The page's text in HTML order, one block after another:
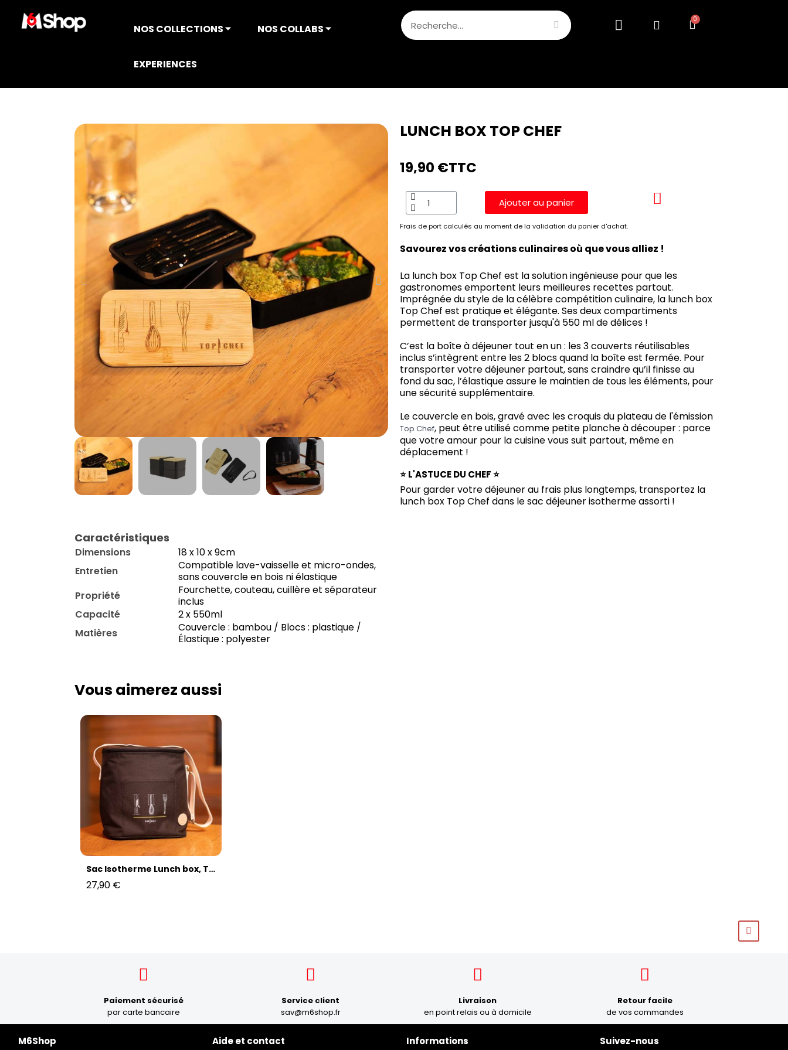
NOS COLLECTIONS ⏷ NOS COLLABS ⏷
EXPERIENCES
Caractéristiques
Dimensions
18 x 10 x 9cm
Entretien
Compatible lave-vaisselle et micro-ondes,
sans couvercle en bois ni élastique
Propriété
Fourchette, couteau, cuillère et séparateur
inclus
Capacité
2 x 550ml
Matières
Couvercle : bambou / Blocs : plastique /
Élastique : polyester
LUNCH BOX TOP CHEF
19,90 €TTC
Ajouter au panier
Frais de port calculés au moment de la validation du panier d'achat.
Savourez vos créations culinaires où que vous alliez !
La lunch box Top Chef est la solution ingénieuse pour que les
gastronomes emportent leurs meilleures recettes partout.
Imprégnée du style de la célèbre compétition culinaire, la lunch box
Top Chef est pratique et élégante. Ses deux compartiments
permettent de transporter jusqu'à 550 ml de délices !
C’est la boîte à déjeuner tout en un : les 3 couverts réutilisables
inclus s’intègrent entre les 2 blocs quand la boîte est fermée. Pour
transporter votre déjeuner partout, sans craindre qu’il finisse au
fond du sac, l’élastique assure le maintien de tous les éléments, pour
une sécurité supplémentaire.
Le couvercle en bois, gravé avec les croquis du plateau de l'émission
Top Chef, peut être utilisé comme petite planche à découper : parce
que votre amour pour la cuisine vous suit partout, même en
déplacement !
⭐ L'ASTUCE DU CHEF⭐
Pour garder votre déjeuner au frais plus longtemps, transportez la
lunch box Top Chef dans le sac déjeuner isotherme assorti !
Vous aimerez aussi
Sac Isotherme Lunch box, Top Chef
27,90 €
Paiement sécurisé
par carte bancaire
Service client
sav@m6shop.fr
Livraison
en point relais ou à domicile
Retour facile
de vos commandes
M6Shop Aide et contact Informations Suivez-nous